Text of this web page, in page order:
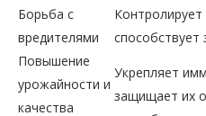
Борьба с
вредителями
способствует
Повышение
урожайности и
качества
Укрепляет
защищает их